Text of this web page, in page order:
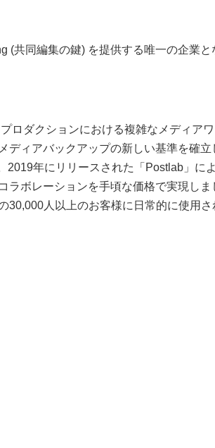
(共同編集の鍵) を提供する唯一の企業
ロダクションにおける複雑なメディア
ディアバックアップの新しい基準を確
年にリリースされた「Postlab」に
ボレーションを手頃な価格で実現し
人以上のお客様に日常的に使用さ